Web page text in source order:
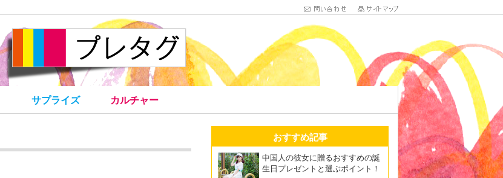
サプライズ カルチャー
おすすめ記事
中国人の彼女に贈るおすすめの誕
生日プレゼントと選ぶポイント！